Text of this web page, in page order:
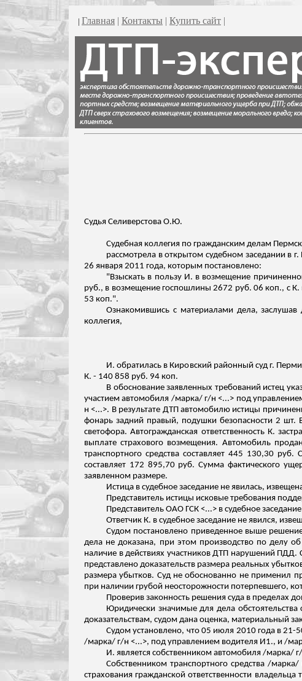
| Главная | Контакты | Купить сайт |
Судья Селиверстова О.Ю.
Судебная коллегия по гражданским делам
рассмотрела в открытом судебном заседании в
26 января 2011 года, которым постановлено:
"Взыскать в пользу И. в возмещение
руб., в возмещение госпошлины 2672 руб. 06 коп., с
53 коп.".
Ознакомившись с материалами дела, заслушав
коллегия,
И. обратилась в Кировский районный суд г.
К. - 140 858 руб. 94 коп.
В обоснование заявленных требований истец
участием автомобиля /марка/ г/н <...> под
н <...>. В результате ДТП автомобилю истицы
фонарь задний правый, подушки безопасности 2
светофора. Автогражданская ответственность К.
выплате страхового возмещения. Автомобиль
транспортного средства составляет 445 130,30
составляет 172 895,70 руб. Сумма фактического
заявленном размере.
Истица в судебное заседание не явилась,
Представитель истицы исковые требования
Представитель ОАО ГСК <...> в судебное
Ответчик К. в судебное заседание не явился,
Судом постановлено приведенное выше
дела не доказана, при этом производство по делу
наличие в действиях участников ДТП нарушений
представлено доказательств размера реальных
размера убытков. Суд не обоснованно не применил
при наличии грубой неосторожности потерпевшего,
Проверив законность решения суда в пределах
Юридически значимые для дела обстоятельства
доказательствам, судом дана оценка, материальный
Судом установлено, что 05 июля 2010 года в 21-
/марка/ г/н <...>, под управлением водителя И1., и /
И. является собственником автомобиля /марка/ г
Собственником транспортного средства /марка/
страхования гражданской ответственности